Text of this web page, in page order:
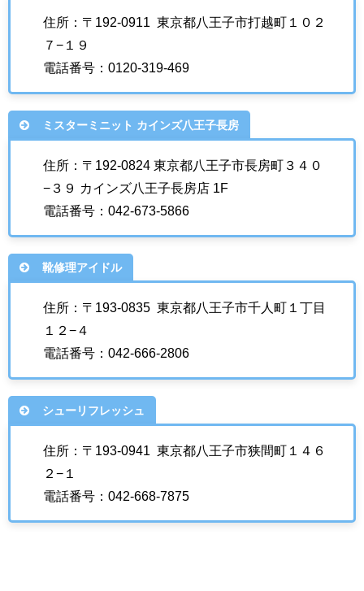
住所：〒192-0911 東京都八王子市打越町１０２
７−１９
電話番号：0120-319-469
ミスターミニット カインズ八王子長房
住所：〒192-0824 東京都八王子市長房町３４０
−３９ カインズ八王子長房店 1F
電話番号：042-673-5866
靴修理アイドル
住所：〒193-0835 東京都八王子市千人町１丁目
１２−４
電話番号：042-666-2806
シューリフレッシュ
住所：〒193-0941 東京都八王子市狭間町１４６
２−１
電話番号：042-668-7875